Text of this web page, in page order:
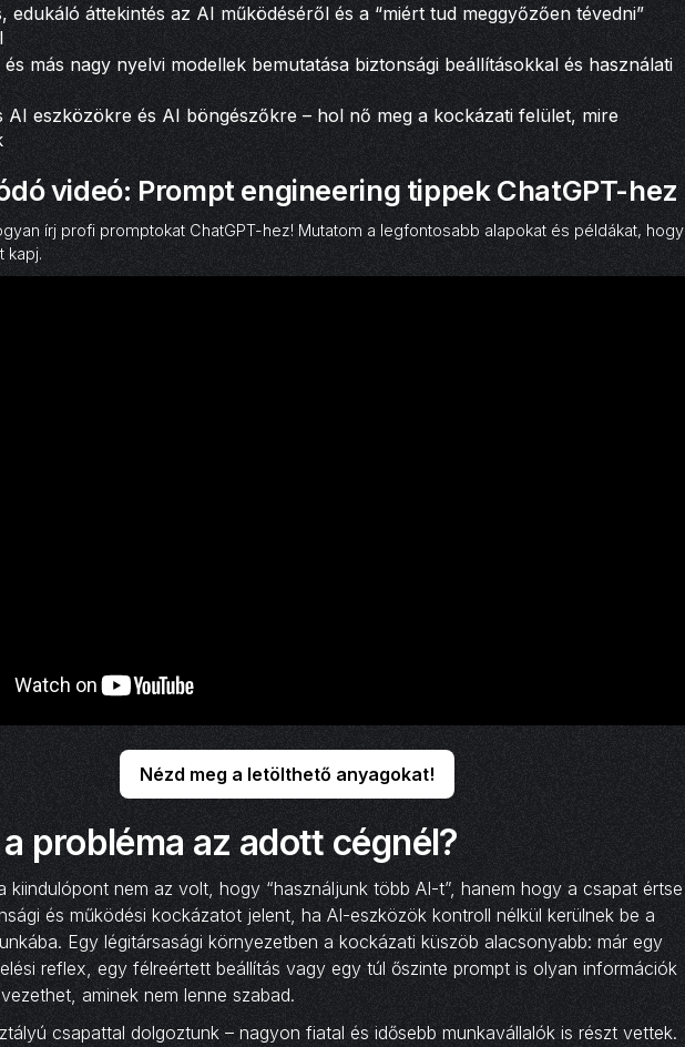
edukáló áttekintés az AI működéséről és a “miért tud meggyőzően tévedni”
és más nagy nyelvi modellek bemutatása biztonsági beállításokkal és használati
AI eszközökre és AI böngészőkre – hol nő meg a kockázati felület, mire
videó: Prompt engineering tippek ChatGPT-hez
írj profi promptokat ChatGPT-hez! Mutatom a legfontosabb alapokat és példákat, hogy
kapj.
Nézd meg a letölthető anyagokat!
probléma az adott cégnél?
kiindulópont nem az volt, hogy “használjunk több AI-t”, hanem hogy a csapat értse
és működési kockázatot jelent, ha AI-eszközök kontroll nélkül kerülnek be a
Egy légitársasági környezetben a kockázati küszöb alacsonyabb: már egy
reflex, egy félreértett beállítás vagy egy túl őszinte prompt is olyan információk
aminek nem lenne szabad.
csapattal dolgoztunk – nagyon fiatal és idősebb munkavállalók is részt vettek.